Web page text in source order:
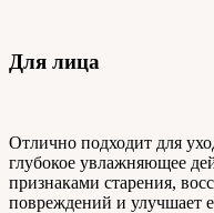
Для лица
Отлично подходит для
глубокое увлажняющее
признаками старения,
повреждений и улучшает